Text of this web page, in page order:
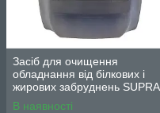
Засіб для очищення
обладнання від білкових і
жирових забруднень SUPRA
speed (12 кг)
В наявності